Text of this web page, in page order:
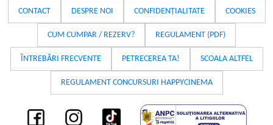
CONTACT DESPRE NOI CONFIDENȚIALITATE COOKIES
CUM CUMPAR / REZERV? REGULAMENT (PDF)
ÎNTREBĂRI FRECVENTE PETRECEREA TA! SCOALA ALTFEL
REGULAMENT CONCURSURI HAPPYCINEMA